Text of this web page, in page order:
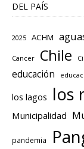
DEL PAÍS
2025 ACHM
Cancer Chile
educación
los lagos los
Municipalidad
pandemia